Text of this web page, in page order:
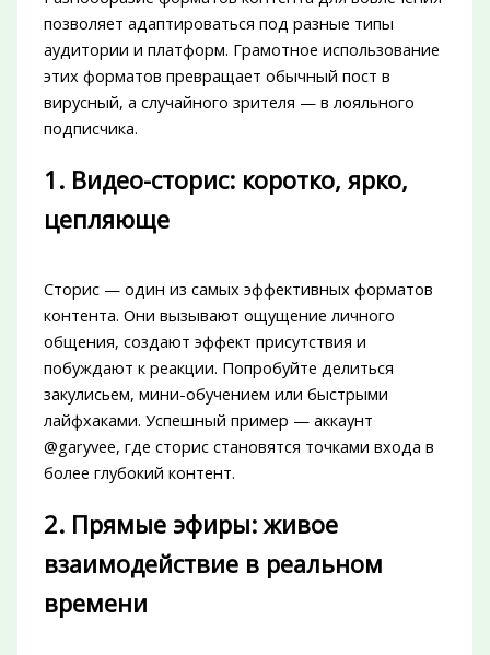
позволяет адаптироваться под разные типы
аудитории и платформ. Грамотное использование
этих форматов превращает обычный пост в
вирусный, а случайного зрителя — в лояльного
подписчика.
1. Видео-сторис: коротко, ярко,
цепляюще
Сторис — один из самых эффективных форматов
контента. Они вызывают ощущение личного
общения, создают эффект присутствия и
побуждают к реакции. Попробуйте делиться
закулисьем, мини-обучением или быстрыми
лайфхаками. Успешный пример — аккаунт
@garyvee, где сторис становятся точками входа в
более глубокий контент.
2. Прямые эфиры: живое
взаимодействие в реальном
времени